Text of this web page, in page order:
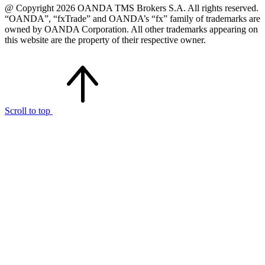
@ Copyright 2026 OANDA TMS Brokers S.A. All rights reserved.
“OANDA”, “fxTrade” and OANDA’s “fx” family of trademarks are
owned by OANDA Corporation. All other trademarks appearing on
this website are the property of their respective owner.
Scroll to top